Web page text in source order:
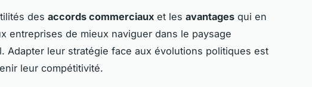
des accords commerciaux et les avantages qui en
entreprises de mieux naviguer dans le paysage
Adapter leur stratégie face aux évolutions politiques est
leur compétitivité.